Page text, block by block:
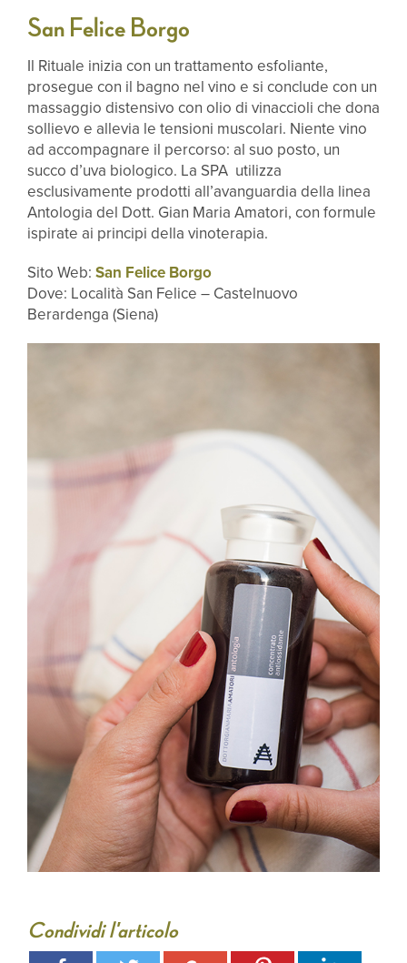
San Felice Borgo
Il Rituale inizia con un trattamento esfoliante,
prosegue con il bagno nel vino e si conclude con un
massaggio distensivo con olio di vinaccioli che dona
sollievo e allevia le tensioni muscolari. Niente vino
ad accompagnare il percorso: al suo posto, un
succo d’uva biologico. La SPA utilizza
esclusivamente prodotti all’avanguardia della linea
Antologia del Dott. Gian Maria Amatori, con formule
ispirate ai principi della vinoterapia.
Sito Web: San Felice Borgo
Dove: Località San Felice – Castelnuovo
Berardenga (Siena)
Condividi l'articolo